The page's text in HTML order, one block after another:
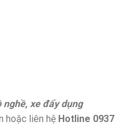
xe đẩy dụng
hoặc liên hệ Hotline 0937